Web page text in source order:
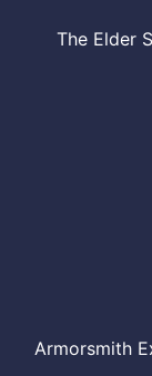
The Elder
Armorsmith